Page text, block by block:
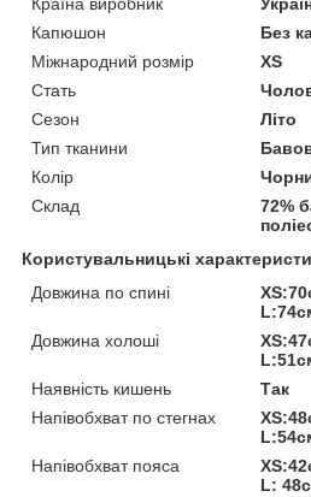
Капюшон
Без
Міжнародний розмір
XS
Стать
Сезон
Літо
Тип тканини
Колір
Склад
72%
Користувальницькі
Довжина по спині
Довжина холоші
Наявність кишень
Так
Напівобхват по стегнах
Напівобхват пояса
L: